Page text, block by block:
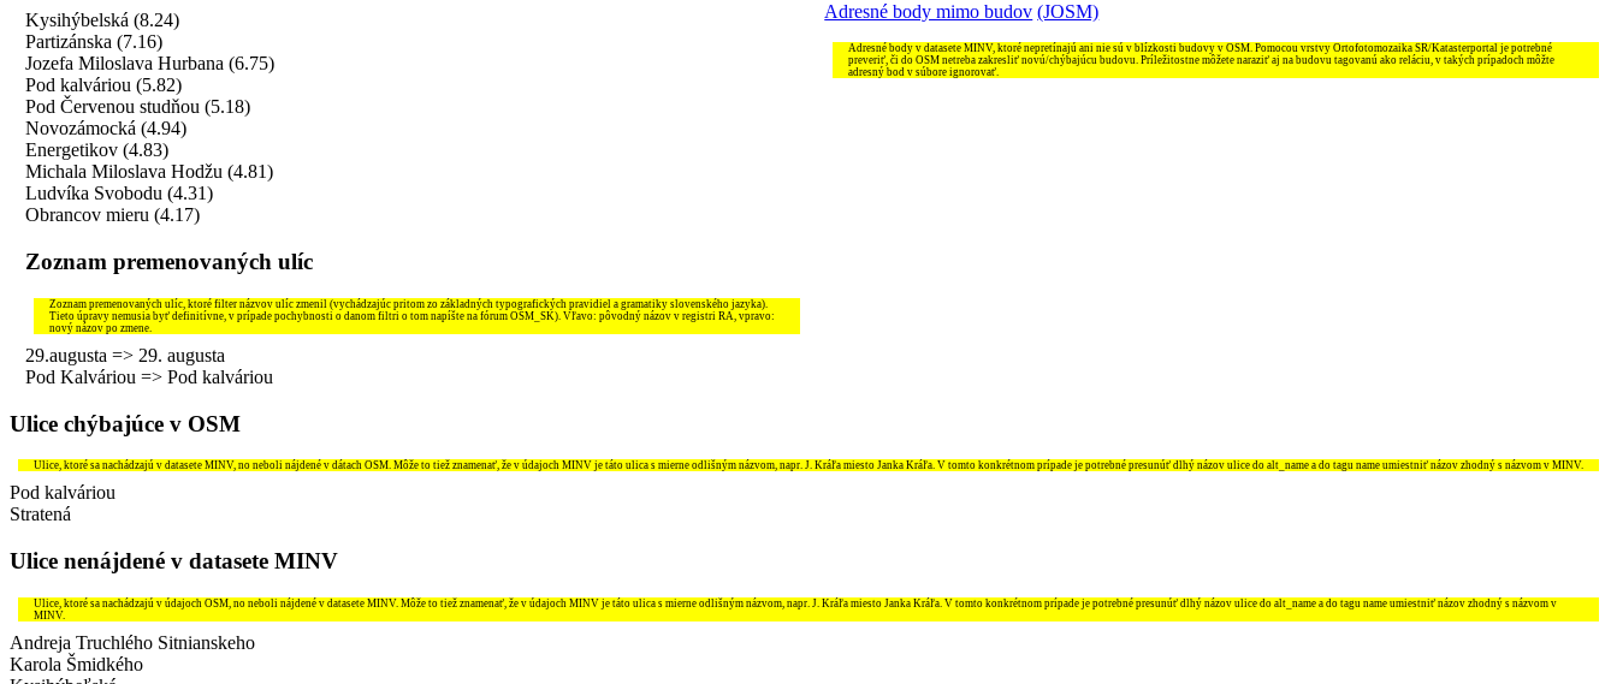
Kysihýbelská (8.24)
Partizánska (7.16)
Jozefa Miloslava Hurbana (6.75)
Pod kalváriou (5.82)
Pod Červenou studňou (5.18)
Novozámocká (4.94)
Energetikov (4.83)
Michala Miloslava Hodžu (4.81)
Ludvíka Svobodu (4.31)
Obrancov mieru (4.17)
Zoznam premenovaných ulíc
Zoznam premenovaných ulíc, ktoré filter názvov ulíc zmenil (vychádzajúc pritom zo základných typografických pravidiel a gramatiky slovenského jazyka).
Tieto úpravy nemusia byť definitívne, v prípade pochybnosti o danom filtri o tom napíšte na fórum OSM_SK). Vľavo: pôvodný názov v registri RA, vpravo:
nový názov po zmene.
29.augusta => 29. augusta
Pod Kalváriou => Pod kalváriou
Adresné body mimo budov (JOSM)
Adresné body v datasete MINV, ktoré nepretínajú ani nie sú v blízkosti budovy v OSM. Pomocou vrstvy Ortofotomozaika SR/Katasterportal je potrebné
preveriť, či do OSM netreba zakresliť novú/chýbajúcu budovu. Príležitostne môžete naraziť aj na budovu tagovanú ako reláciu, v takých prípadoch môžte
adresný bod v súbore ignorovať.
Ulice chýbajúce v OSM
Ulice, ktoré sa nachádzajú v datasete MINV, no neboli nájdené v dátach OSM. Môže to tiež znamenať, že v údajoch MINV je táto ulica s mierne odlišným názvom, napr. J. Kráľa miesto Janka Kráľa. V tomto konkrétnom prípade je potrebné presunúť dlhý názov ulice do alt_namea do tagu nameumiestniť názov zhodný s názvom v MINV.
Pod kalváriou
Stratená
Ulice nenájdené v datasete MINV
Ulice, ktoré sa nachádzajú v údajoch OSM, no neboli nájdené v datasete MINV. Môže to tiež znamenať, že v údajoch MINV je táto ulica s mierne odlišným názvom, napr. J. Kráľa miesto Janka Kráľa. V tomto konkrétnom prípade je potrebné presunúť dlhý názov ulice do alt_namea do tagu nameumiestniť názov zhodný s názvom v
MINV.
Andreja Truchlého Sitnianskeho
Karola Šmidkého